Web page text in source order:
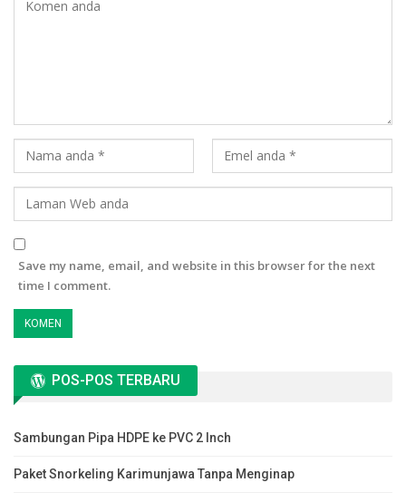
Save my name, email, and website in this browser for the next
time I comment.
POS-POS TERBARU
Sambungan Pipa HDPE ke PVC 2 Inch
Paket Snorkeling Karimunjawa Tanpa Menginap